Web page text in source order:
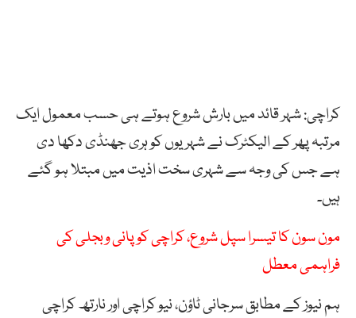
کراچی: شہر قائد میں بارش شروع ہوتے ہی حسب معمول ایک
مرتبہ پھر کے الیکٹرک نے شہریوں کو ہری جھنڈی دکھا دی
ہے جس کی وجہ سے شہری سخت اذیت میں مبتلا ہو گئے
ہیں۔
مون سون کا تیسرا سپل شروع، کراچی کو پانی وبجلی کی
فراہمی معطل
ہم نیوز کے مطابق سرجانی ٹاؤن، نیو کراچی اور نارتھ کراچی